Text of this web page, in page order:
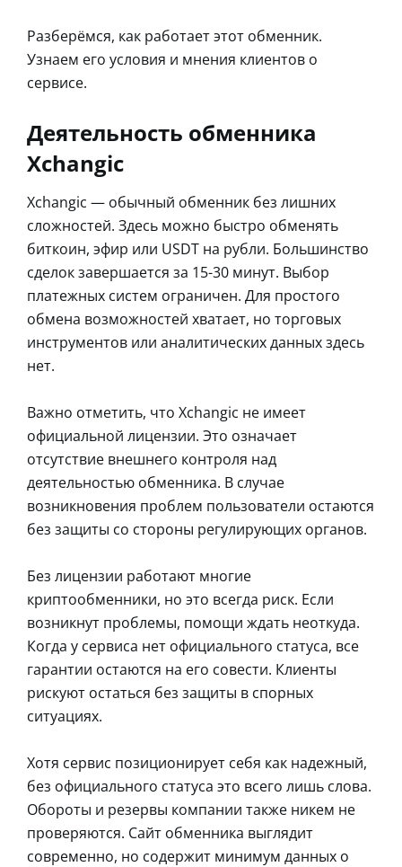
Разберёмся, как работает этот обменник.
Узнаем его условия и мнения клиентов о
сервисе.
Деятельность обменника
Xchangic
Xchangic — обычный обменник без лишних
сложностей. Здесь можно быстро обменять
биткоин, эфир или USDT на рубли. Большинство
сделок завершается за 15-30 минут. Выбор
платежных систем ограничен. Для простого
обмена возможностей хватает, но торговых
инструментов или аналитических данных здесь
нет.
Важно отметить, что Xchangic не имеет
официальной лицензии. Это означает
отсутствие внешнего контроля над
деятельностью обменника. В случае
возникновения проблем пользователи остаются
без защиты со стороны регулирующих органов.
Без лицензии работают многие
криптообменники, но это всегда риск. Если
возникнут проблемы, помощи ждать неоткуда.
Когда у сервиса нет официального статуса, все
гарантии остаются на его совести. Клиенты
рискуют остаться без защиты в спорных
ситуациях.
Хотя сервис позиционирует себя как надежный,
без официального статуса это всего лишь слова.
Обороты и резервы компании также никем не
проверяются. Сайт обменника выглядит
современно, но содержит минимум данных о